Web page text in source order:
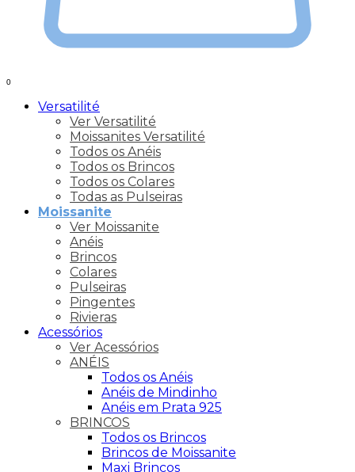
0
Versatilité
Ver Versatilité
Moissanites Versatilité
Todos os Anéis
Todos os Brincos
Todos os Colares
Todas as Pulseiras
Moissanite
Ver Moissanite
Anéis
Brincos
Colares
Pulseiras
Pingentes
Rivieras
Acessórios
Ver Acessórios
ANÉIS
Todos os Anéis
Anéis de Mindinho
Anéis em Prata 925
BRINCOS
Todos os Brincos
Brincos de Moissanite
Maxi Brincos